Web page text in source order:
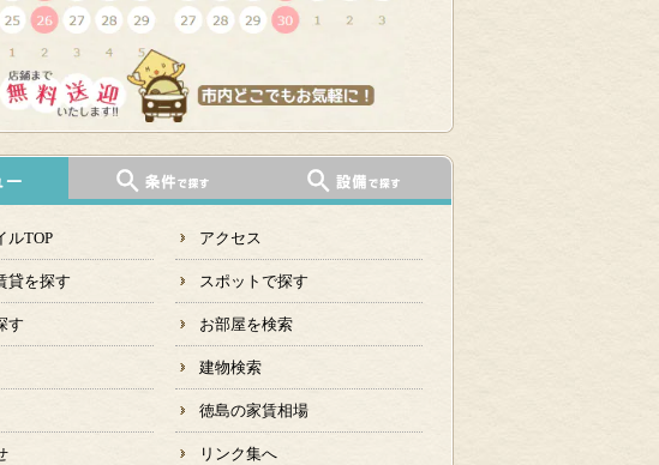
ルTOP アクセス
貸を探す スポットで探す
す お部屋を検索
建物検索
徳島の家賃相場
リンク集へ